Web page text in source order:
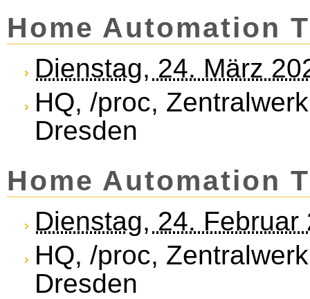
Home Automation
Dienstag, 24. März
HQ, /proc,
Dresden
Home Automation
Dienstag, 24.
HQ, /proc,
Dresden